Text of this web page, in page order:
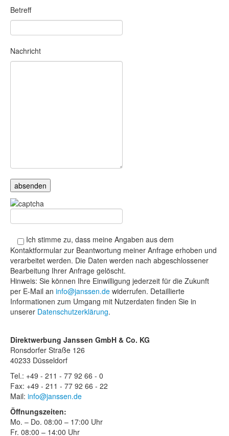
Betreff
Nachricht
Ich stimme zu, dass meine Angaben aus dem
Kontaktformular zur Beantwortung meiner Anfrage erhoben und
verarbeitet werden. Die Daten werden nach abgeschlossener
Bearbeitung Ihrer Anfrage gelöscht.
Hinweis: Sie können Ihre Einwilligung jederzeit für die Zukunft
per E-Mail an info@janssen.de widerrufen. Detaillierte
Informationen zum Umgang mit Nutzerdaten finden Sie in
unserer Datenschutzerklärung.
Direktwerbung Janssen GmbH & Co. KG
Ronsdorfer Straße 126
40233 Düsseldorf
Tel.: +49 - 211 - 77 92 66 - 0
Fax: +49 - 211 - 77 92 66 - 22
Mail: info@janssen.de
Öffnungszeiten:
Mo. – Do. 08:00 – 17:00 Uhr
Fr. 08:00 – 14:00 Uhr